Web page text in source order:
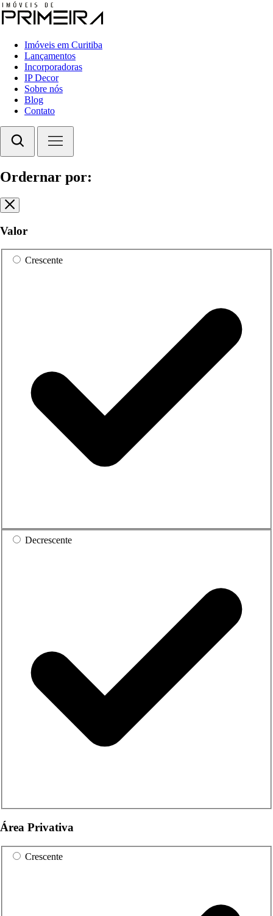
Imóveis em Curitiba
Lançamentos
Incorporadoras
IP Decor
Sobre nós
Blog
Contato
Ordernar por:
Valor
Crescente
Decrescente
Área Privativa
Crescente